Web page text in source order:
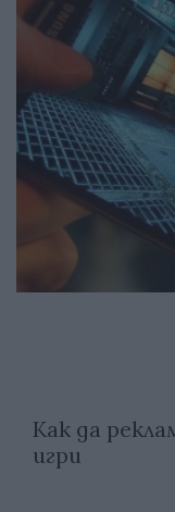
Как да
игри